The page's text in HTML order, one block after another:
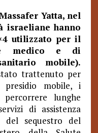
Yatta, nel
israeliane hanno
utilizzato per il
medico e di
mobile).
trattenuto per
presidio mobile, i
lunghe
di assistenza
sequestro del